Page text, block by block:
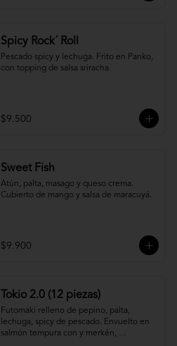
Spicy Rock´ Roll
Pescado spicy y lechuga. Frito en Panko,
con topping de salsa sriracha.
$9.500
Sweet Fish
Atún, palta, masago y queso crema.
Cubierto de mango y salsa de maracuyá.
$9.900
Tokio 2.0 (12 piezas)
Futomaki relleno de pepino, palta,
lechuga, spicy de pescado. Envuelto en
salmón tempura con y merkén,